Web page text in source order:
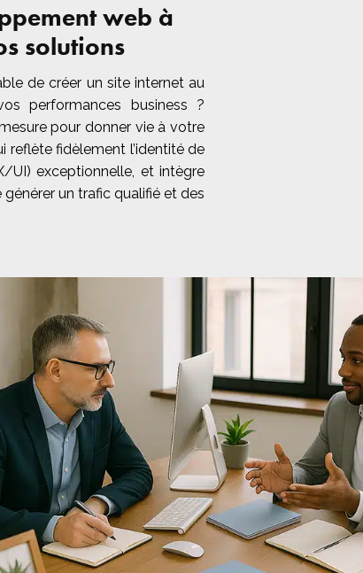
web à
solutions
de créer un site internet au
performances business ?
pour donner vie à votre
reflète fidèlement l’identité de
UI) exceptionnelle, et intègre
un trafic qualifié et des